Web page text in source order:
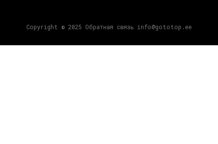
Copyright © 2025 Обратная связь info@gototop.ee